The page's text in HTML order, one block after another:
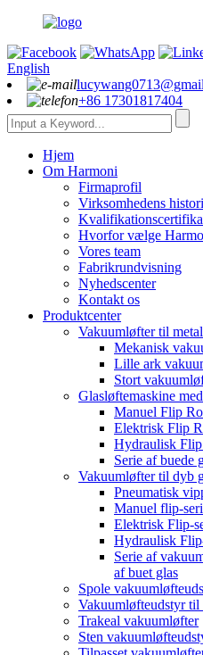
English
+86 17301817404
Hjem
Om Harmoni
Firmaprofil
Virksomhedens
Hvorfor vælge
Vores team
Fabrikrundvisning
Nyhedscenter
Kontakt os
Produktcenter
Vakuumløfter til
Mekanisk
Lille ark
Stort
Glasløftemaskine
Manuel Flip
Elektrisk Flip
Hydraulisk
Serie af buede
Vakuumløfter til dyb
Pneumatisk
Manuel flip-
Elektrisk Flip-
Hydraulisk
Serie af
af buet glas
Spole
Vakuumløfteudstyr til
Trakeal vakuumløfter
Sten